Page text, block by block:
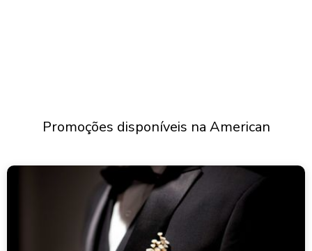
Promoções disponíveis na American